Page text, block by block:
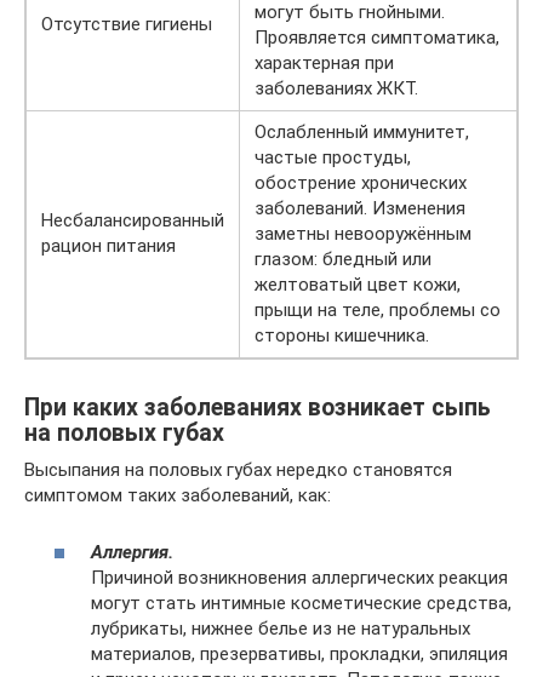
Отсутствие гигиены
могут быть гнойными.
Проявляется симптоматика,
характерная при
заболеваниях ЖКТ.
Несбалансированный
рацион питания
Ослабленный иммунитет,
частые простуды,
обострение хронических
заболеваний. Изменения
заметны невооружённым
глазом: бледный или
желтоватый цвет кожи,
прыщи на теле, проблемы со
стороны кишечника.
При каких заболеваниях возникает сыпь
на половых губах
Высыпания на половых губах нередко становятся
симптомом таких заболеваний, как:
Аллергия.
Причиной возникновения аллергических реакция
могут стать интимные косметические средства,
лубрикаты, нижнее белье из не натуральных
материалов, презервативы, прокладки, эпиляция